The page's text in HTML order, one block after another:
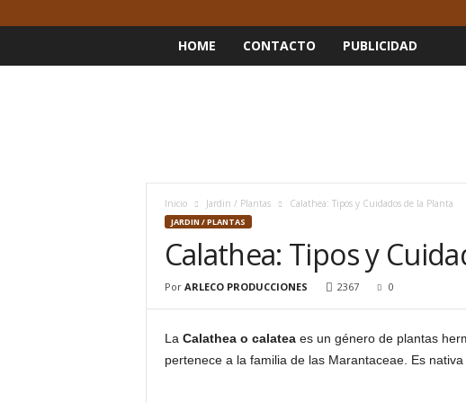
HOME CONTACTO PUBLICIDAD
Inicio Jardin / Plantas Calathea: Tipos y Cuidados de la Planta
JARDIN / PLANTAS
Calathea: Tipos y
Por ARLECO PRODUCCIONES 2367 0
La Calathea o calateaes un género de plantas
pertenece a la familia de las Marantaceae. Es